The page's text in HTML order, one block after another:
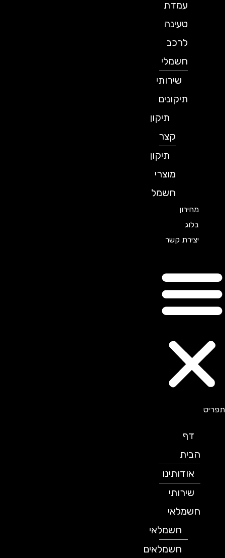
עמדת
טעינה
לרכב
חשמלי
שירותי
תיקונים
תיקון
תיקון
מוצרי
חשמל
מחירון
יצירת קשר
הבית
אודותינו
שירותי
חשמלאי
חשמלאי
חשמלאים